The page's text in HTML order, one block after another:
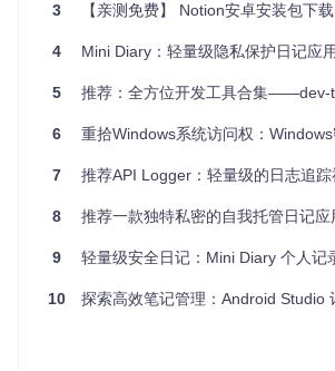
GoJot的主要特色包括：
加密存储：默认使用GPG进行数据加密
分布式同步：基于Git的版本控制，使得
轻量级设计：依赖于已广泛使用的开源工
大量软件包。
命令行友好
：适合那些喜欢在命令行环
单快捷。
种操作系统上运行，如Linux、macOS
如果你追求的是简洁、安全且高效的日记管
ot无疑是你的理想之选。立即尝试，开始你
3 【亲测免费】 Notion安卓安装包下载：手机
4 Mini Diary：轻量级隐私保护日记应
5 推荐：全方位开发工具合集——dev-
6 重拾Windows系统访问权：Windows密码清
7 推荐API Logger：轻量级的日志追踪
8 推荐一款独特私密的自我托管日记
9 轻量级安全日记：Mini Diary 个人记
10 探索高效笔记管理：Android Studio 记事本